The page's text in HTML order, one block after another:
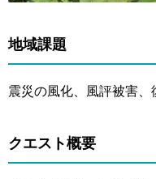
地域課題
震災の風化、風評被害
クエスト概要